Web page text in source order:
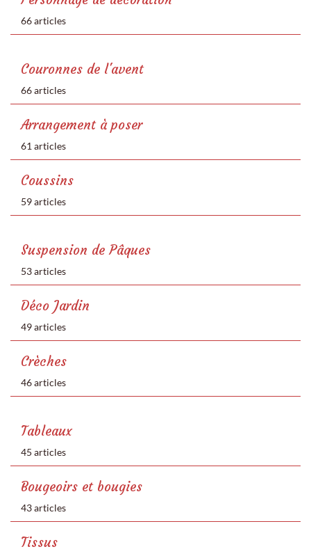
66 articles
Couronnes de l'avent
66 articles
Arrangement à poser
61 articles
Coussins
59 articles
Suspension de Pâques
53 articles
Déco Jardin
49 articles
Crèches
46 articles
Tableaux
45 articles
Bougeoirs et bougies
43 articles
Tissus